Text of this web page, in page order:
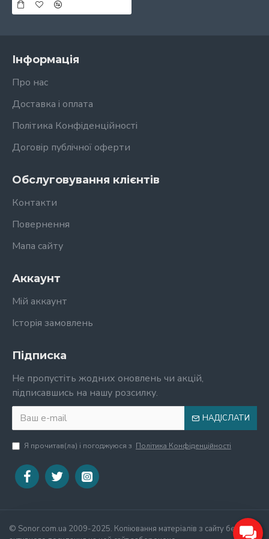
Інформація
Про нас
Доставка і оплата
Політика Конфіденційності
Договір публічної оферти
Обслуговування клієнтів
Контакти
Повернення
Мапа сайту
Аккаунт
Мій аккаунт
Історія замовлень
Підписка
Не пропустіть жодних оновлень чи акцій,
підписавшись на нашу розсилку.
НАДІСЛАТИ
Я прочитав(ла) і погоджуюся з Політика Конфіденційності
© Sonor.com.ua 2009-2025. Копіювання матеріалів з сайту без